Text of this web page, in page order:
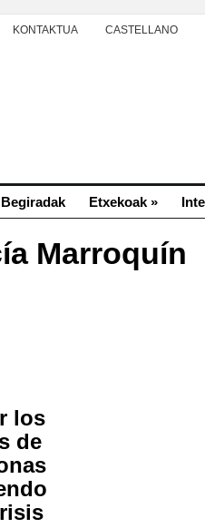
KONTAKTUA CASTELLANO
Begiradak Etxekoak »
Marroquín
los
de